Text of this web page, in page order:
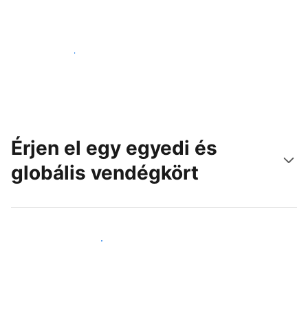
Vágjon bele még ma
Érjen el egy egyedi és
globális vendégkört
Érjen el új vendégeket még ma